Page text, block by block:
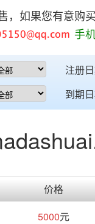
，如果您有意购
手
注册
到期
价格
5000元